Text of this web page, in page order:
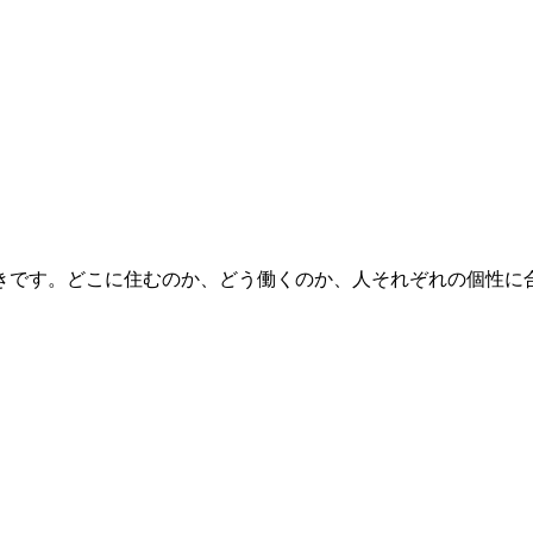
す。どこに住むのか、どう働くのか、人それぞれの個性